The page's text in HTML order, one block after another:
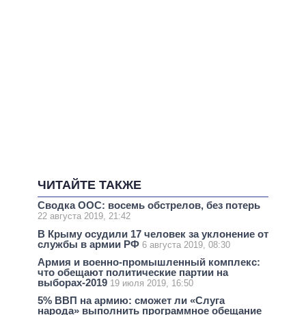
ЧИТАЙТЕ ТАКЖЕ
Сводка ООС: восемь обстрелов, без потерь
22 августа 2019, 21:42
В Крыму осудили 17 человек за уклонение от
службы в армии РФ 6 августа 2019, 08:30
Армия и военно-промышленный комплекс:
что обещают политические партии на
выборах-2019 19 июля 2019, 16:50
5% ВВП на армию: сможет ли «Слуга
народа» выполнить программное обещание